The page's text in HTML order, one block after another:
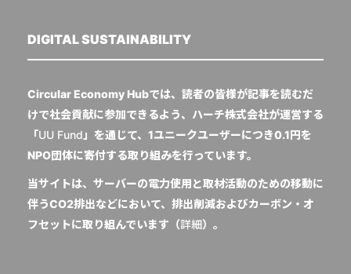
DIGITAL SUSTAINABILITY
Circular Economy Hubでは、読者の皆様が記事を読むだ
けで社会貢献に参加できるよう、ハーチ株式会社が運営する
「UU Fund 」を通じて、1ユニークユーザーにつき0.1円を
NPO団体に寄付する取り組みを行っています。
当サイトは、サーバーの電力使用と取材活動のための移動に
伴うCO2排出などにおいて、排出削減およびカーボン・オ
フセットに取り組んでいます（詳細）。